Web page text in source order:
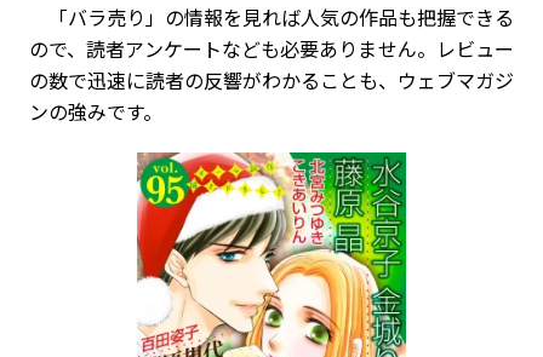
「バラ売り」の情報を見れば人気の作品も把握できる
ので、読者アンケートなども必要ありません。レビュー
の数で迅速に読者の反響がわかることも、ウェブマガジ
ンの強みです。